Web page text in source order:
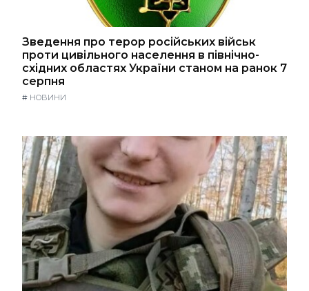
Зведення про терор російських військ
проти цивільного населення в північно-
східних областях України станом на ранок 7
серпня
# НОВИНИ